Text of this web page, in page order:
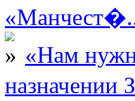
«Нам
назначении